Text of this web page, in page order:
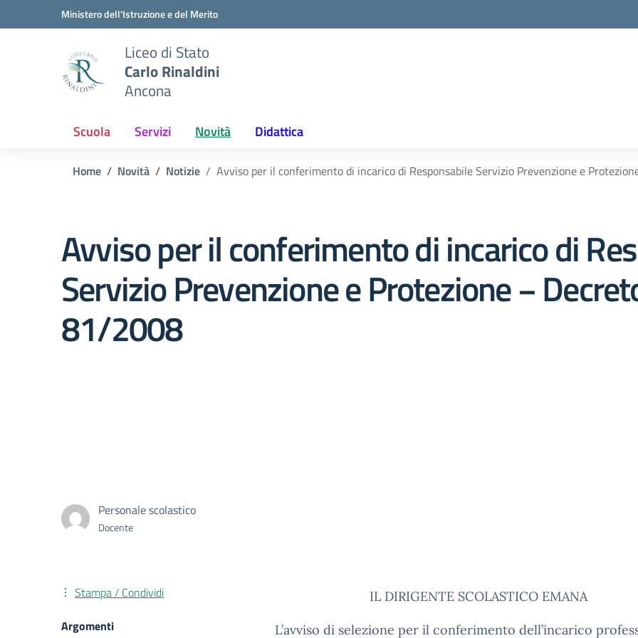
Vai ai contenuti
Vai al menu di navigazioneMinistero dell'Istruzione e del Merito
Liceo di Stato
Carlo Rinaldini
Ancona
Scuola Servizi Novità Didattica
Home Novità Notizie Avviso per il conferimento di incarico di Responsabile Servizio Prevenzione e
Avviso per il conferimento di incarico di
Servizio Prevenzione e Protezione −
81/2008
Personale scolastico
Docente
IL DIRIGENTE SCOLASTICO EMANA
L’avviso di selezione per il conferimento dell’incarico
Stampa / Condividi
Argomenti